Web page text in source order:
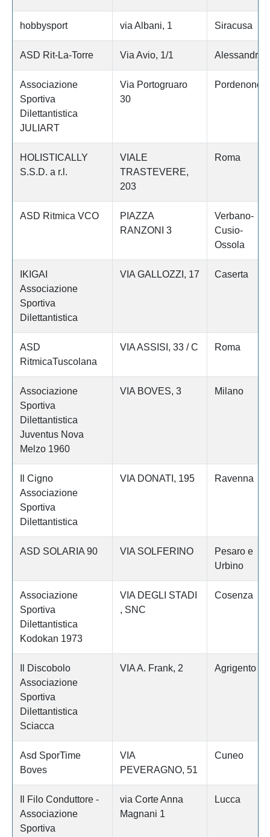
hobbysport via Albani, 1 Siracusa
ASD Rit-La-Torre Via Avio, 1/1 Alessandria
Associazione
Sportiva
Dilettantistica
JULIART
Via Portogruaro
30
Pordenone
HOLISTICALLY
S.S.D. a r.l.
VIALE
TRASTEVERE,
203
Roma
ASD Ritmica VCO
PIAZZA
RANZONI 3
Verbano-
Cusio-
Ossola
IKIGAI
Associazione
Sportiva
Dilettantistica
VIA GALLOZZI, 17 Caserta
ASD
RitmicaTuscolana
VIA ASSISI, 33 / C Roma
Associazione
Sportiva
Dilettantistica
Juventus Nova
Melzo 1960
VIA BOVES, 3 Milano
Il Cigno
Associazione
Sportiva
Dilettantistica
VIA DONATI, 195 Ravenna
ASD SOLARIA 90 VIA SOLFERINO
Pesaro e
Urbino
Associazione
Sportiva
Dilettantistica
Kodokan 1973
VIA DEGLI STADI
, SNC
Cosenza
Il Discobolo
Associazione
Sportiva
Dilettantistica
Sciacca
VIA A. Frank, 2 Agrigento
Asd SporTime
Boves
VIA
PEVERAGNO, 51
Cuneo
Il Filo Conduttore -
Associazione
Sportiva
via Corte Anna
Magnani 1
Lucca